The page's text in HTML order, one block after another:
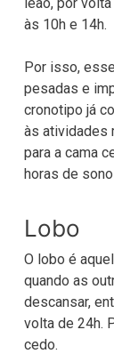
às 10h e 14h.
Por isso,
pesadas e
cronotipo já
às atividades
para a cama
horas de
Lobo
O lobo é
quando as
descansar,
volta de 24h.
cedo.